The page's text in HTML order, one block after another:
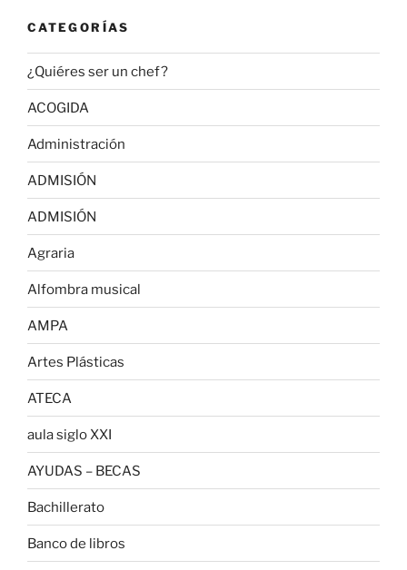
CATEGORÍAS
¿Quiéres ser un chef?
ACOGIDA
Administración
ADMISIÓN
ADMISIÓN
Agraria
Alfombra musical
AMPA
Artes Plásticas
ATECA
aula siglo XXI
AYUDAS – BECAS
Bachillerato
Banco de libros